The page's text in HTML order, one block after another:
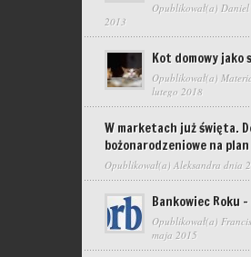
Opublikował(a)
2013
Kot domowy jako
Opublikował(a)
lutego 2018
W marketach już święta.
bożonarodzeniowe na plan
Opublikował(a) Aleksandra dnia
Bankowiec Roku
Opublikował(a)
maja 2015